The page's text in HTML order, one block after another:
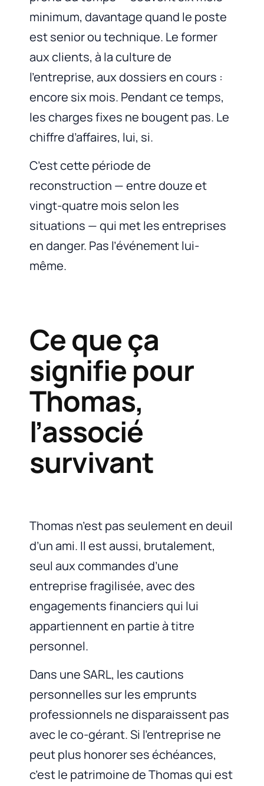
minimum, davantage quand le poste
est senior ou technique. Le former
aux clients, à la culture de
l’entreprise, aux dossiers en cours :
encore six mois. Pendant ce temps,
les charges fixes ne bougent pas. Le
chiffre d’affaires, lui, si.
C’est cette période de
reconstruction — entre douze et
vingt-quatre mois selon les
situations — qui met les entreprises
en danger. Pas l’événement lui-
même.
Ce que ça
signifie pour
Thomas,
l’associé
survivant
Thomas n’est pas seulement en deuil
d’un ami. Il est aussi, brutalement,
seul aux commandes d’une
entreprise fragilisée, avec des
engagements financiers qui lui
appartiennent en partie à titre
personnel.
Dans une SARL, les cautions
personnelles sur les emprunts
professionnels ne disparaissent pas
avec le co-gérant. Si l’entreprise ne
peut plus honorer ses échéances,
c’est le patrimoine de Thomas qui est